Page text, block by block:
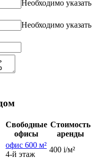
Необходимо указать
Необходимо указать
Свободные
офисы
Стоимость
аренды
офис 600 м²
4-й этаж
400 i/м²